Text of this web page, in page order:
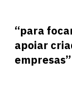
“para
apoiar
empresas”